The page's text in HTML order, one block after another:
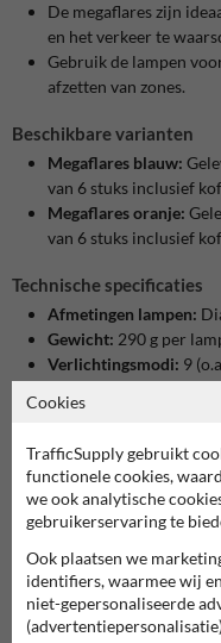
De megaflares zijn
en het verkeer te
Gebruik de lampen
afzetten van zones.
Beschikbare varianten
Megaflares blauw:
van 6 stuks inclusief
Megaflares oranje:
van 6 stuks inclusief
Technische specificaties
Afmetingen lampen:
Gewicht: 290 g per
Verlichtingsmodi: 9
Waterdicht:
Veelgestelde vragen
1. Kan ik de lampen ook los
Ja, de megaflares zijn
2. Zijn de lampen geschikt
Absoluut. Ze zijn
Cookies
TrafficSupply gebruikt
functionele cookies,
we ook analytische
gebruikerservaring te
Ook plaatsen we
identifiers, waarmee wij
niet-gepersonaliseerde